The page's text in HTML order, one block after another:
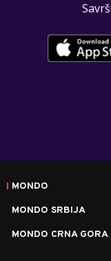
MONDO
MONDO SRBIJA
MONDO CRNA GORA